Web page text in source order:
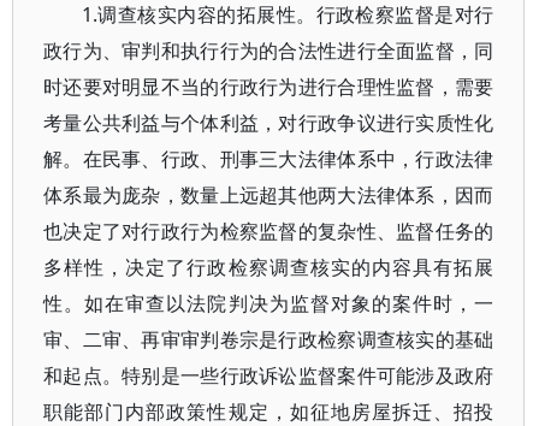
1.调查核实内容的拓展性。行政检察监督是对行
政行为、审判和执行行为的合法性进行全面监督，同
时还要对明显不当的行政行为进行合理性监督，需要
考量公共利益与个体利益，对行政争议进行实质性化
解。在民事、行政、刑事三大法律体系中，行政法律
体系最为庞杂，数量上远超其他两大法律体系，因而
也决定了对行政行为检察监督的复杂性、监督任务的
多样性，决定了行政检察调查核实的内容具有拓展
性。如在审查以法院判决为监督对象的案件时，一
审、二审、再审审判卷宗是行政检察调查核实的基础
和起点。特别是一些行政诉讼监督案件可能涉及政府
职能部门内部政策性规定，如征地房屋拆迁、招投